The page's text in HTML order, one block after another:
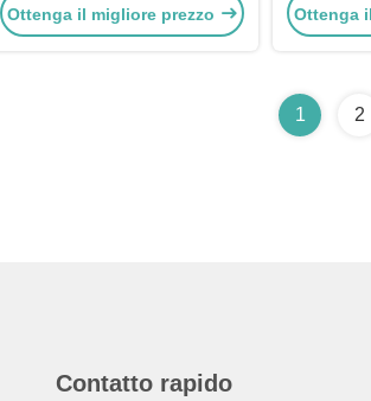
Ottenga il migliore prezzo
Ottenga
1 2
Contatto rapido